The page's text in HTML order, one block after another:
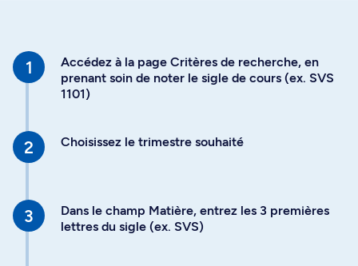
Accédez à la page Critères de recherche, en
prenant soin de noter le sigle de cours (ex. SVS
1101)
Choisissez le trimestre souhaité
Dans le champ Matière, entrez les 3 premières
lettres du sigle (ex. SVS)